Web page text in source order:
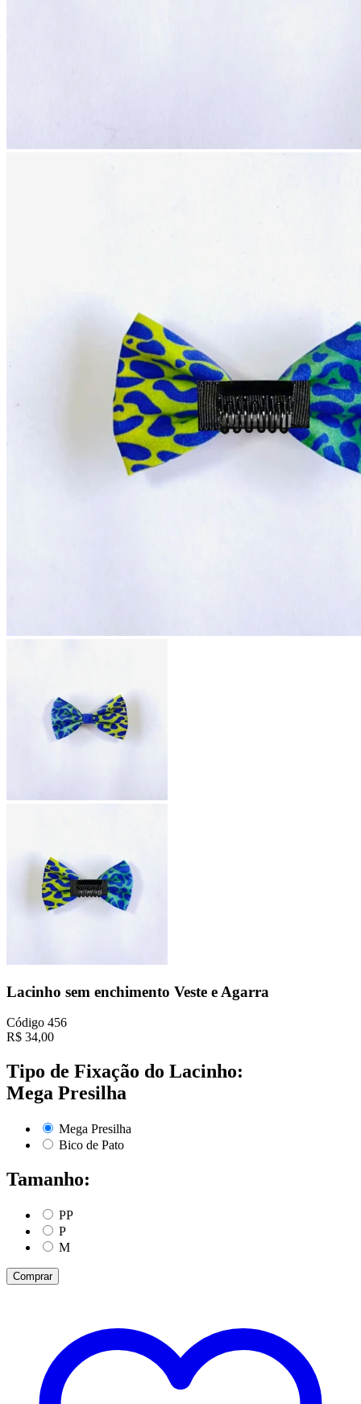
Lacinho sem enchimento Veste e Agarra
Código 456
R$ 34,00
Tipo de Fixação do Lacinho:
Mega Presilha
Mega Presilha
Bico de Pato
Tamanho:
PP
P
M
Comprar